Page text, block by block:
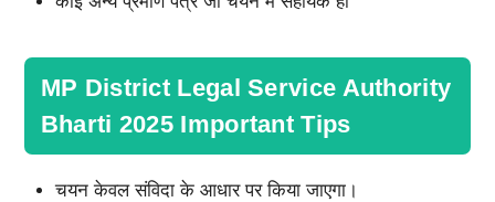
MP District Legal Service Authority
Bharti 2025 Important Tips
चयन केवल संविदा के आधार पर किया जाएगा।